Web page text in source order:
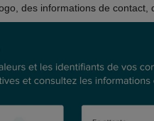
des informations de